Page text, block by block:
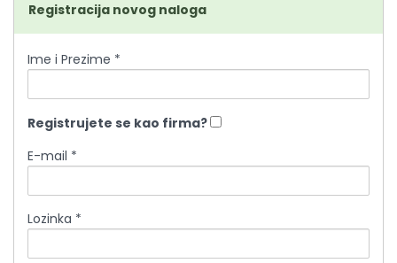
Registracija novog naloga
Ime i Prezime *
Registrujete se kao firma?
E-mail *
Lozinka *